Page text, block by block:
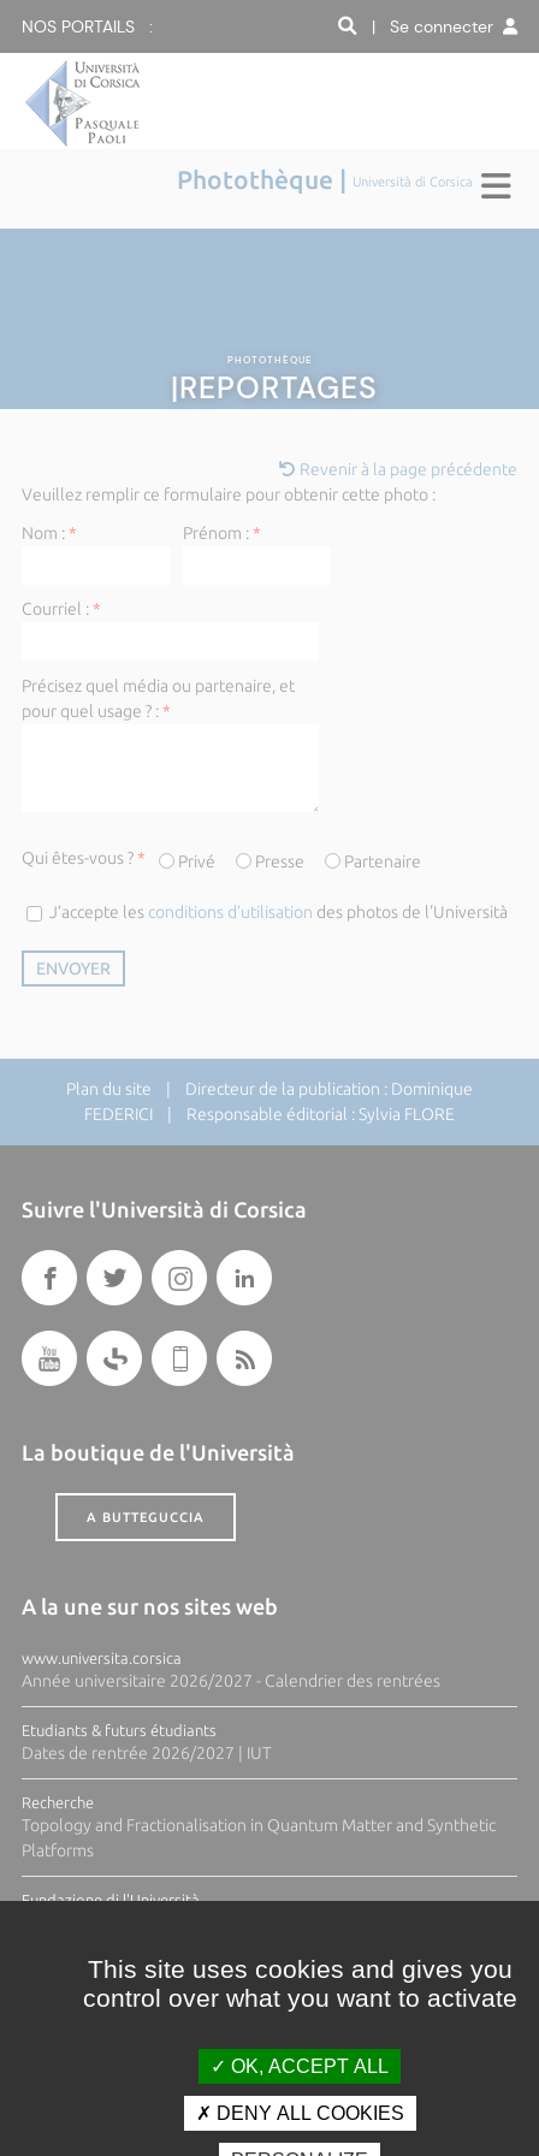
NOS PORTAILS : | Se connecter
Photothèque | Università di Corsica
PHOTOTHÈQUE
|REPORTAGES
Revenir à la page précédente
Veuillez remplir ce formulaire pour obtenir cette photo :
Nom :* Prénom :*
Courriel :*
Précisez quel média ou partenaire, et
pour quel usage ? :*
Qui êtes-vous ?* Privé Presse Partenaire
J’accepte les conditions d’utilisation des photos de l'Università
Plan du site | Directeur de la publication : Dominique
FEDERICI | Responsable éditorial : Sylvia FLORE
Suivre l'Università di Corsica
La boutique de l'Università
A BUTTEGUCCIA
A la une sur nos sites web
www.universita.corsica
Année universitaire 2026/2027 - Calendrier des rentrées
Etudiants & futurs étudiants
Dates de rentrée 2026/2027 | IUT
Recherche
Topology and Fractionalisation in Quantum Matter and Synthetic
Platforms
Fundazione di l'Università
Crédits et mentions légales
This site uses cookies and gives you
control over what you want to activate
OK, ACCEPT ALL
DENY ALL COOKIES